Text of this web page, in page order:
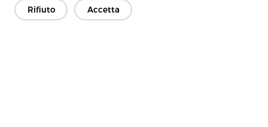
Rifiuto AccettaContattaci